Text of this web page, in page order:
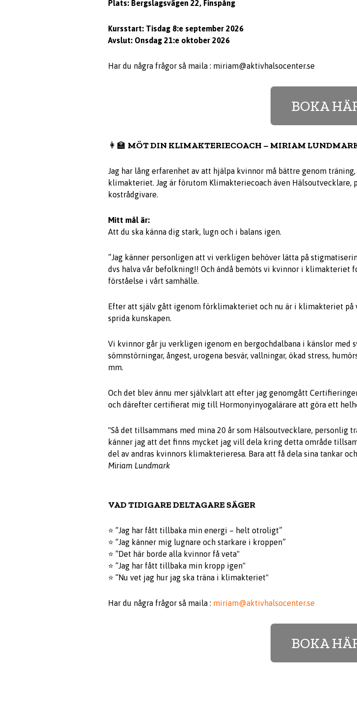
Plats: Bergslagsvägen 22, Finspång
Kursstart: Tisdag 8:e september 2026
Avslut: Onsdag 21:e oktober 2026
Har du några frågor så maila : miriam@aktivhalsocenter.se
BOKA
👩‍🏫 MÖT DIN KLIMAKTERIECOACH – MIRIAM
Jag har lång erfarenhet av att hjälpa kvinnor må bättre genom
klimakteriet. Jag är förutom Klimakteriecoach även Hälsoutvecklare,
kostrådgivare.
Mitt mål är:
Att du ska känna dig stark, lugn och i balans igen.
”Jag känner personligen att vi verkligen behöver lätta på
dvs halva vår befolkning!! Och ändå bemöts vi kvinnor i klimakteriet
förståelse i vårt samhälle.
Efter att själv gått igenom förklimakteriet och nu är i klimakteriet på
sprida kunskapen.
Vi kvinnor går ju verkligen igenom en bergochdalbana i känslor med
sömnstörningar, ångest, urogena besvär, vallningar, ökad stress,
mm.
Och det blev ännu mer självklart att efter jag genomgått
och därefter certifierat mig till Hormonyinyogalärare att göra ett
"Så det tillsammans med mina 20 år som Hälsoutvecklare, personlig
känner jag att det finns mycket jag vill dela kring detta område
del av andras kvinnors klimakterieresa. Bara att få dela sina tankar
Miriam Lundmark
VAD TIDIGARE DELTAGARE SÄGER
⭐ “Jag har fått tillbaka min energi – helt otroligt”
⭐ “Jag känner mig lugnare och starkare i kroppen”
⭐ “Det här borde alla kvinnor få veta"
⭐ “Jag har fått tillbaka min kropp igen"
⭐ “Nu vet jag hur jag ska träna i klimakteriet"
Har du några frågor så maila : miriam@aktivhalsocenter.se
BOKA